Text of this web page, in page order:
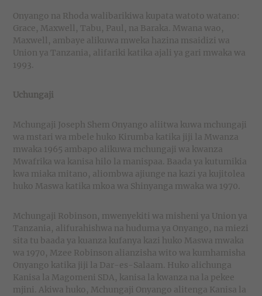
Onyango na Rhoda walibarikiwa kupata watoto watano:
Grace, Maxwell, Tabu, Paul, na Baraka. Mwana wao,
Maxwell, ambaye alikuwa mweka hazina msaidizi wa
Union ya Tanzania, alifariki katika ajali ya gari mwaka wa
1993.
Uchungaji
Mchungaji Joseph Shem Onyango aliitwa kuwa mchungaji
wa mstari wa mbele huko Kirumba katika jiji la Mwanza
mwaka 1965 ambapo alikuwa mchungaji wa kwanza
Mwafrika wa kanisa hilo la manispaa. Baada ya kutumikia
kwa miaka mitano, aliombwa ajiunge na kazi ya kujitolea
huko Maswa katika mkoa wa Shinyanga mwaka wa 1970.
Mchungaji Robinson, mwenyekiti wa misheni ya Union ya
Tanzania, alifurahishwa na huduma ya Onyango, na miezi
sita tu baada ya kuanza kufanya kazi huko Maswa mwaka
wa 1970, Mzee Robinson alianzisha wito wa kumhamisha
Onyango katika jiji la Dar-es-Salaam. Huko alichunga
Kanisa la Magomeni SDA, kanisa la kwanza na la pekee
mjini. Akiwa huko, Mchungaji Onyango alitenga Kanisa la